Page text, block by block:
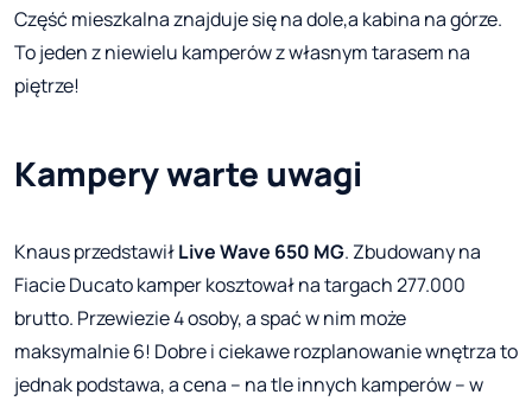
Część mieszkalna znajduje się na dole,a kabina na górze.
To jeden z niewielu kamperów z własnym tarasem na
piętrze!
Kampery warte uwagi
Knaus przedstawiłLive Wave 650 MG. Zbudowany na
Fiacie Ducato kamper kosztował na targach 277.000
brutto. Przewiezie 4 osoby, a spać w nim może
maksymalnie 6! Dobre i ciekawe rozplanowanie wnętrza to
jednak podstawa, a cena – na tle innych kamperów – w